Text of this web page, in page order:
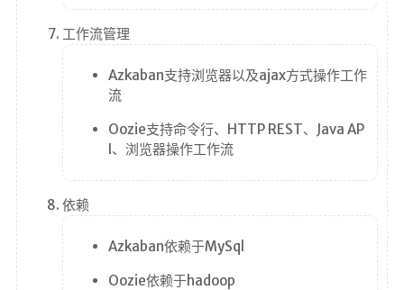
工作流管理
Azkaban支持浏览器以及ajax方式操作工作
流
Oozie支持命令行、HTTP REST、Java AP
I、浏览器操作工作流
依赖
Azkaban依赖于MySql
Oozie依赖于hadoop